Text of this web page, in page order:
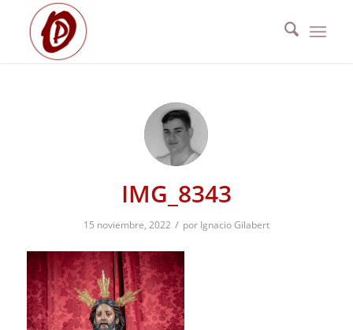
IMG_8343
15 noviembre, 2022 / por Ignacio Gilabert